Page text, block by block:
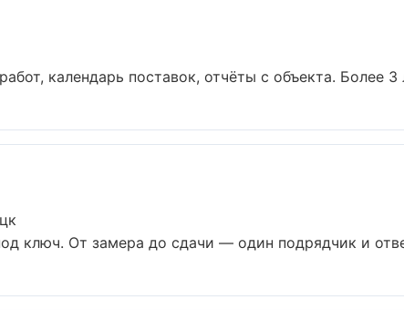
календарь поставок, отчёты с объекта. Более 3
ключ. От замера до сдачи — один подрядчик и